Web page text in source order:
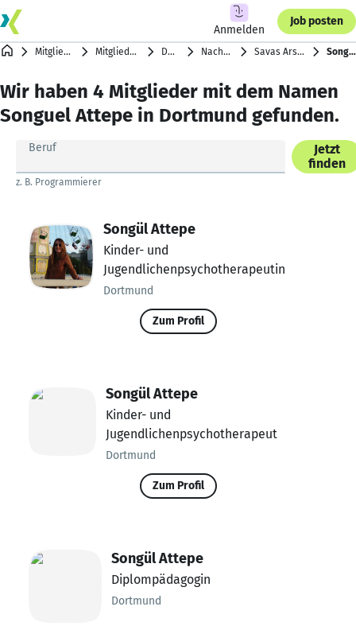
Anmelden
Job posten
Mitgliederverzeichnis Mitglieder nach Städten Dortmund Nachnamen mit A Savas Arslan … Anna Aubry Songuel Attepe
Wir haben 4 Mitglieder mit dem Namen
Songuel Attepe in Dortmund gefunden.
Beruf
z. B. Programmierer
Jetzt
finden
Songül Attepe
Kinder- und
Jugendlichenpsychotherapeutin
Dortmund
Zum Profil
Songül Attepe
Kinder- und
Jugendlichenpsychotherapeut
Dortmund
Zum Profil
Songül Attepe
Diplompädagogin
Dortmund